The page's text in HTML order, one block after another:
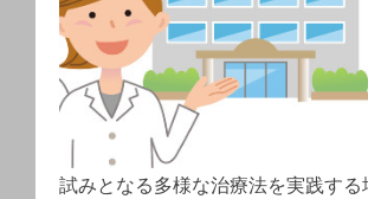
試みとなる多様な治療法を実践す